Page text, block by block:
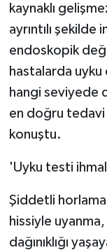
kaynaklı
ayrıntılı
endoskopik
hastalarda
hangi seviyede
en doğru tedavi
konuştu.
'Uyku testi
Şiddetli
hissiyle
dağınıklığı